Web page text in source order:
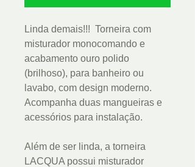
Linda demais!!! Torneira com
misturador monocomando e
acabamento ouro polido
(brilhoso), para banheiro ou
lavabo, com design moderno.
Acompanha duas mangueiras e
acessórios para instalação.
Além de ser linda, a torneira
LACQUA possui misturador